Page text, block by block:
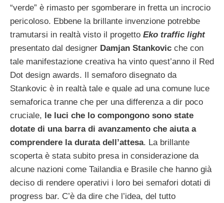
“verde” è rimasto per sgomberare in fretta un incrocio
pericoloso. Ebbene la brillante invenzione potrebbe
tramutarsi in realtà visto il progetto Eko traffic light
presentato dal designer Damjan Stankovic che con
tale manifestazione creativa ha vinto quest’anno il Red
Dot design awards. Il semaforo disegnato da
Stankovic è in realtà tale e quale ad una comune luce
semaforica tranne che per una differenza a dir poco
cruciale, le luci che lo compongono sono state
dotate di una barra di avanzamento che aiuta a
comprendere la durata dell’attesa. La brillante
scoperta è stata subito presa in considerazione da
alcune nazioni come Tailandia e Brasile che hanno già
deciso di rendere operativi i loro bei semafori dotati di
progress bar. C’è da dire che l’idea, del tutto